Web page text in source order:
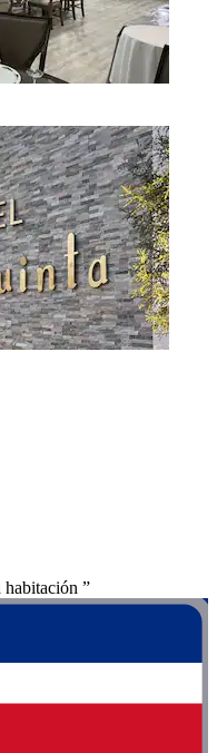
habitación ”